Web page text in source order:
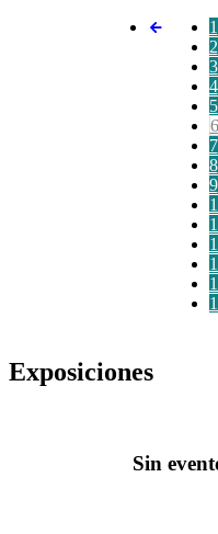
1
2
3
4
5
6
7
8
9
Exposiciones
Sin